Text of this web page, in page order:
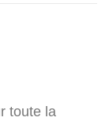
toute la